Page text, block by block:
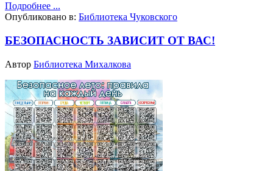
Подробнее ...
Опубликовано в: Библиотека Чуковского
БЕЗОПАСНОСТЬ ЗАВИСИТ ОТ ВАС!
Автор Библиотека Михалкова